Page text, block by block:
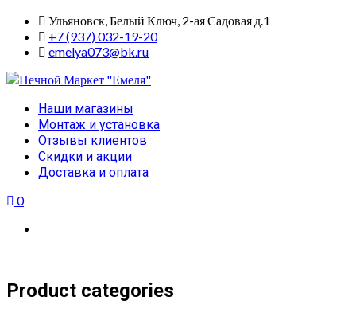
Skip
content
Ульяновск, Белый Ключ, 2-ая Садовая д.1
+7 (937) 032-19-20
emelya073@bk.ru
Primary
Menu
Наши магазины
Монтаж и установка
Отзывы клиентов
Скидки и акции
Доставка и оплата
0
Product categories